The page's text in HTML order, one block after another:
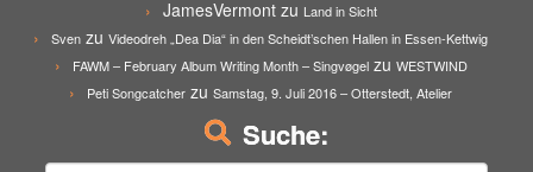
JamesVermontzu Land in Sicht
Sven zu Videodreh „Dea Dia“ in den Scheidt’schen Hallen in Essen-Kettwig
FAWM – February Album Writing Month – Singvøgelzu WESTWIND
Peti Songcatcher zu Samstag, 9. Juli 2016 – Otterstedt, Atelier
Suche: